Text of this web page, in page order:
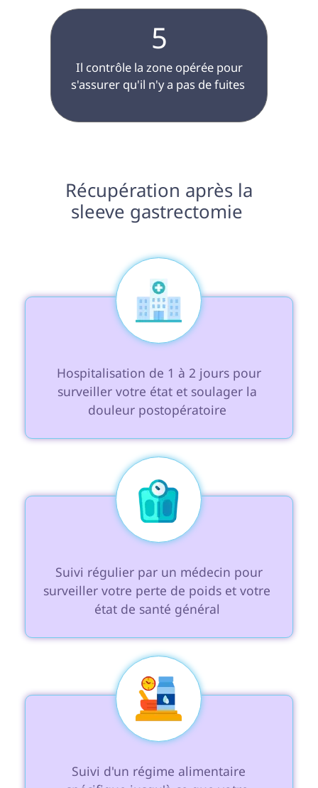
5
s'assurer qu'il n'y a pas de fuites
sleeve gastrectomie
surveiller votre état et soulager la
douleur postopératoire
surveiller votre perte de poids et votre
état de santé général